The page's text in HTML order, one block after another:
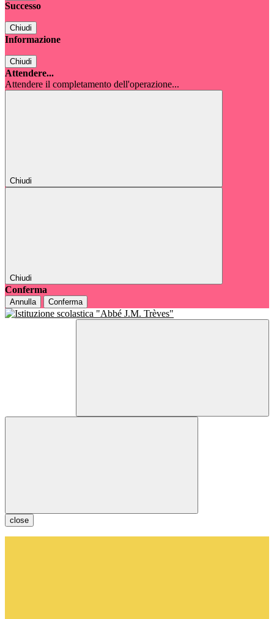
Successo
Chiudi
Informazione
Chiudi
Attendere...
Attendere il completamento dell'operazione...
Chiudi
Chiudi
Conferma
Annulla Conferma
close